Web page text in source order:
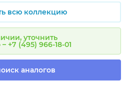
всю коллекцию
уточнить
+7 (495) 966-18-01
аналогов